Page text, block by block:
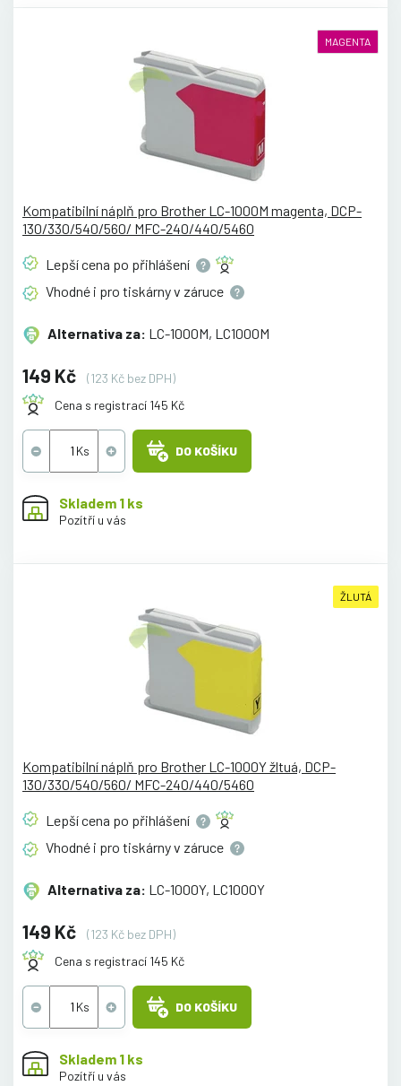
MAGENTA
Kompatibilní náplň pro Brother LC-1000M magenta, DCP-
130/330/540/560/ MFC-240/440/5460
Lepší cena po přihlášení
Vhodné i pro tiskárny v záruce
Alternativa za: LC-1000M, LC1000M
149 Kč
(123 Kč bez DPH)
Cena s registrací 145 Kč
DO KOŠÍKU
Skladem 1 ks
Pozítří u vás
ŽLUTÁ
Kompatibilní náplň pro Brother LC-1000Y žltuá, DCP-
130/330/540/560/ MFC-240/440/5460
Lepší cena po přihlášení
Vhodné i pro tiskárny v záruce
Alternativa za: LC-1000Y, LC1000Y
149 Kč
(123 Kč bez DPH)
Cena s registrací 145 Kč
DO KOŠÍKU
Skladem 1 ks
Pozítří u vás